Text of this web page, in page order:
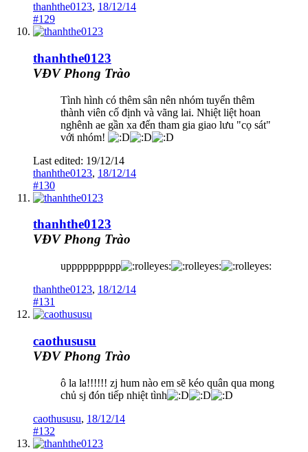
thanhthe0123, 18/12/14
#129
thanhthe0123
VĐV Phong Trào
Tình hình có thêm sân nên nhóm tuyển thêm
thành viên cố định và vãng lai. Nhiệt liệt hoan
nghênh ae gần xa đến tham gia giao lưu "cọ sát"
với nhóm!
Last edited: 19/12/14
thanhthe0123, 18/12/14
#130
thanhthe0123
VĐV Phong Trào
upppppppppp
thanhthe0123, 18/12/14
#131
caothususu
VĐV Phong Trào
ô la la!!!!!! zj hum nào em sẽ kéo quân qua mong
chủ sj đón tiếp nhiệt tình
caothususu, 18/12/14
#132